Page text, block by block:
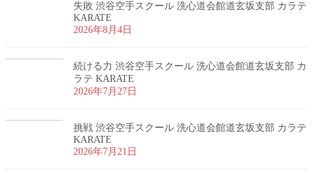
失敗 渋谷空手スクール 洗心道会館道玄坂支部 カラテ
KARATE
2026年8月4日
続ける力 渋谷空手スクール 洗心道会館道玄坂支部 カ
ラテ KARATE
2026年7月27日
挑戦 渋谷空手スクール 洗心道会館道玄坂支部 カラテ
KARATE
2026年7月21日